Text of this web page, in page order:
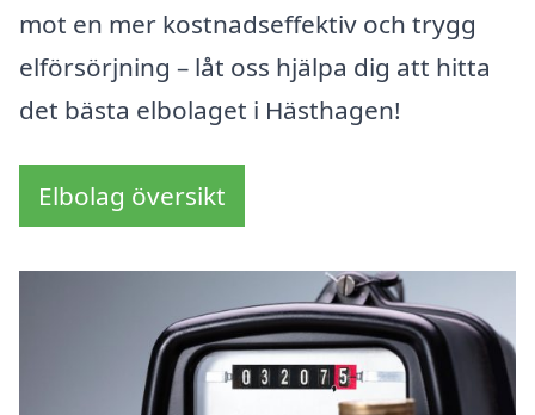
mot en mer kostnadseffektiv och trygg
elförsörjning – låt oss hjälpa dig att hitta
det bästa elbolaget i Hästhagen!
Elbolag översikt